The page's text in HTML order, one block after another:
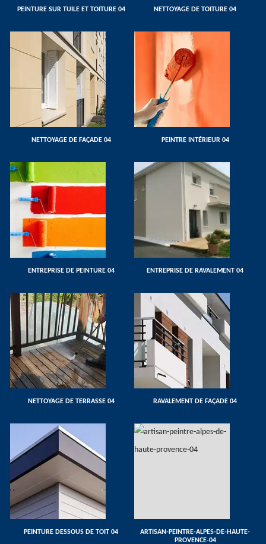
PEINTURE SUR TUILE ET TOITURE 04 NETTOYAGE DE TOITURE 04
NETTOYAGE DE FAÇADE 04 PEINTRE INTÉRIEUR 04
ENTREPRISE DE PEINTURE 04 ENTREPRISE DE RAVALEMENT 04
NETTOYAGE DE TERRASSE 04 RAVALEMENT DE FAÇADE 04
PEINTURE DESSOUS DE TOIT 04
ARTISAN-PEINTRE-ALPES-DE-HAUTE-
PROVENCE-04